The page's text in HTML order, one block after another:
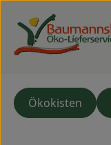
Ökokisten